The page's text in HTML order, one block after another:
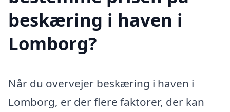
beskæring i haven i
Lomborg?
Når du overvejer beskæring i haven i
Lomborg, er der flere faktorer, der kan